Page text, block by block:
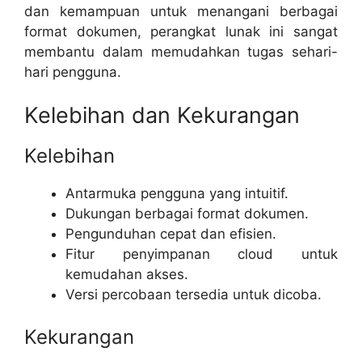
dan kemampuan untuk menangani berbagai
format dokumen, perangkat lunak ini sangat
membantu dalam memudahkan tugas sehari-
hari pengguna.
Kelebihan dan Kekurangan
Kelebihan
Antarmuka pengguna yang intuitif.
Dukungan berbagai format dokumen.
Pengunduhan cepat dan efisien.
Fitur penyimpanan cloud untuk
kemudahan akses.
Versi percobaan tersedia untuk dicoba.
Kekurangan